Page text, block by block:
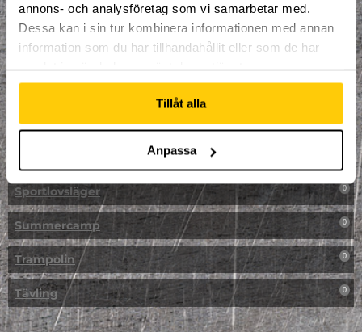
annons- och analysföretag som vi samarbetar med.
Dessa kan i sin tur kombinera informationen med annan
information som du har tillhandahållit eller som de har
Tillåt alla
Anpassa
Parkour
Påsk på Dome
Påsklovsläger 0
Skateboard 0
Sportlovsläger 0
Summercamp 0
Trampolin 0
Tävling 0